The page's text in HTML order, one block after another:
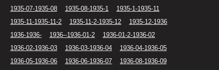
1935-07-1935-08
1935-08-1935-1
1935-1-1935-11
1935-11-1935-11-2
1935-11-2-1935-12
1935-12-1936
1936-1936-
1936--1936-01-2
1936-01-2-1936-02
1936-02-1936-03
1936-03-1936-04
1936-04-1936-05
1936-05-1936-06
1936-06-1936-07
1936-08-1936-09